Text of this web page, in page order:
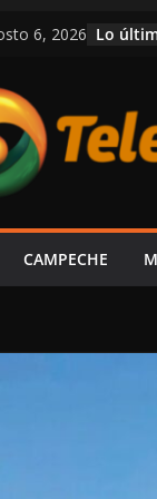
6, 2026 Lo
CAMPECHE